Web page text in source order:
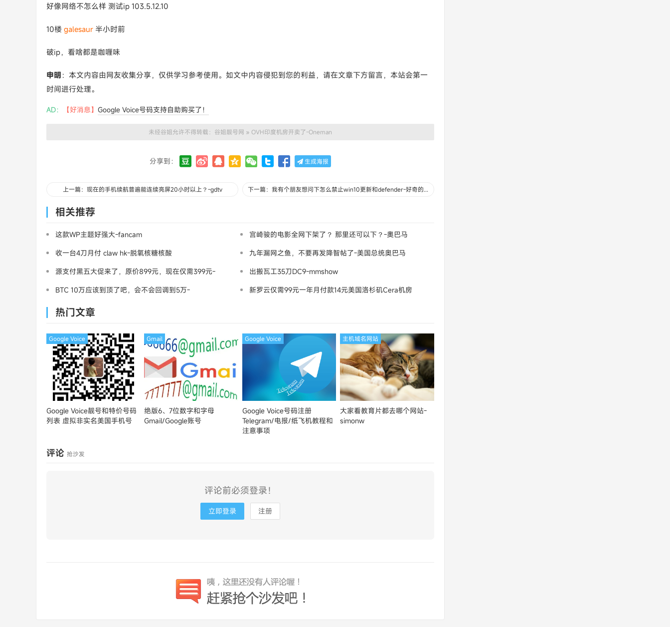
好像网络不怎么样 测试ip 103.5.12.10
10楼 galesaur 半小时前
破ip，看啥都是咖喱味
申明 ：本文内容由网友收集分享，仅供学习参考使用。如文中内容侵犯到您的利益，请在文章下方留言，本站会第一
时间进行处理。
AD： 【好消息】 Google Voice号码支持自助购买了！
未经谷姐允许不得转载： 谷姐靓号网 » OVH印度机房开卖了-Oneman
分享到： 生成海报
上一篇：现在的手机续航普遍能连续亮屏20小时以上？-gdtv 下一篇：我有个朋友想问下怎么禁止win10更新和defender-好奇的智智
相关推荐
这款WP主题好强大-fancam
宫崎骏的电影全网下架了？ 那里还可以下？-奧巴马
收一台4刀月付 claw hk-脱氧核糖核酸
九年漏网之鱼，不要再发降智帖了-美国总统奥巴马
源支付黑五大促来了，原价899元，现在仅需399元-
出搬瓦工35刀DC9-mmshow
BTC 10万应该到顶了吧，会不会回调到5万-
新罗云仅需99元一年月付款14元美国洛杉矶Cera机房
热门文章
Google Voice靓号和特价号码
列表 虚拟非实名美国手机号
Google Voice
绝版6、7位数字和字母
Gmail/Google账号
Gmail
Google Voice号码注册
Telegram/电报/纸飞机教程和
注意事项
Google Voice
大家看教育片都去哪个网站-
simonw
主机域名网站
评论 抢沙发
评论前必须登录！
立即登录 注册